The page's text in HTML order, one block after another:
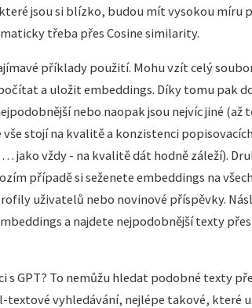
jsou si blízko, budou mít vysokou míru
třeba přes Cosine similarity.
příklady použití. Mohu vzít celý
a uložit embeddings. Díky tomu pak
nebo naopak jsou nejvíc jiné (až
stojí na kvalitě a konzistenci
vždy - na kvalitě dát hodně záleží).
případě si seženete embeddings na
uživatelů nebo novinové příspěvky.
a najdete nejpodobnější texty
s GPT? To nemůžu hledat podobné texty
textové vyhledávání, nejlépe takové, které